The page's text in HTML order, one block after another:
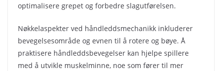
optimalisere grepet og forbedre slagutførelsen.
Nøkkelaspekter ved håndleddsmechanikk inkluderer
bevegelsesområde og evnen til å rotere og bøye. Å
praktisere håndleddsbevegelser kan hjelpe spillere
med å utvikle muskelminne, noe som fører til mer